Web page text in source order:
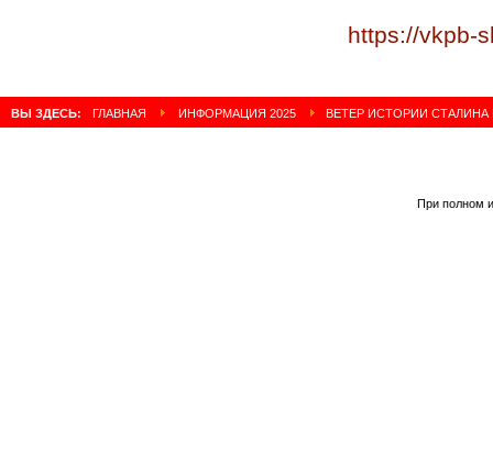
https://vkpb-
ВЫ ЗДЕСЬ: ГЛАВНАЯ ИНФОРМАЦИЯ 2025 ВЕТЕР ИСТОРИИ СТАЛИНА
При полном